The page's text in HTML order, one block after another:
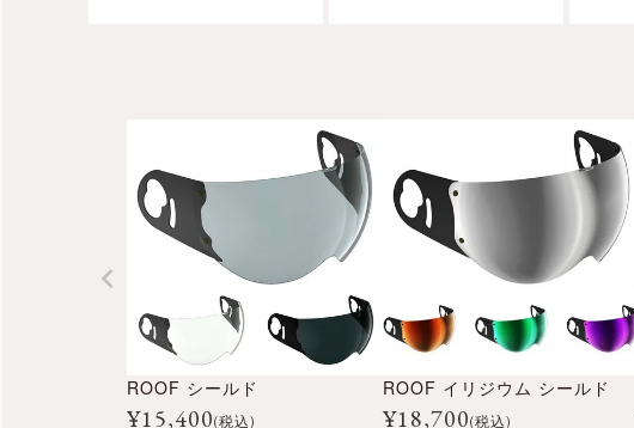
ROOF シールド
¥15,400(税込)
ROOF イリジウム シールド
¥18,700(税込)